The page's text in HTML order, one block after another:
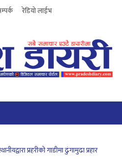
रेडियो लाईभ
प्रहरीको गाडीमा ढुंगामुढा प्रहार